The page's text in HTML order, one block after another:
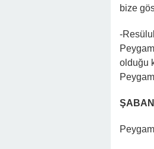
bize
-
olduğu